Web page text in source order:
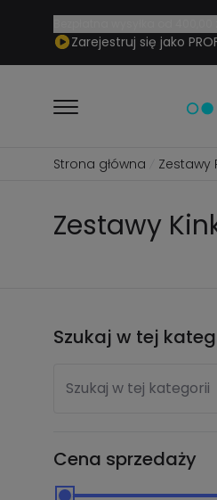
Zarejestruj się jako
Strona główna Zestawy
Zestawy
Szukaj w tej
Szukaj w tej kategorii
Cena sprzedaży